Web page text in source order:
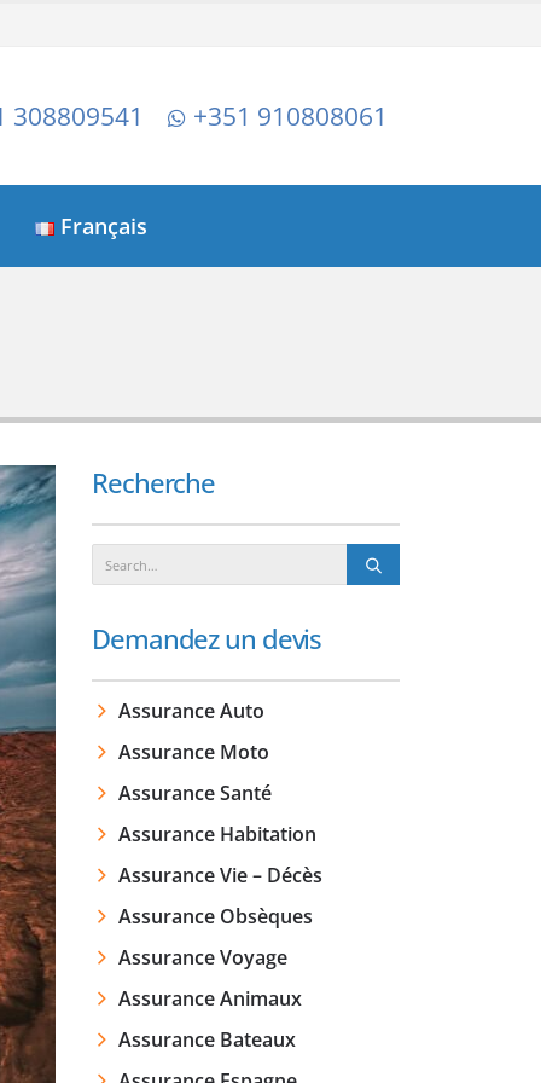
308809541 +351 910808061
Français
Recherche
Demandez un devis
Assurance Auto
Assurance Moto
Assurance Santé
Assurance Habitation
Assurance Vie – Décès
Assurance Obsèques
Assurance Voyage
Assurance Animaux
Assurance Bateaux